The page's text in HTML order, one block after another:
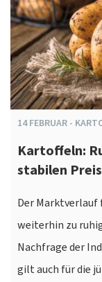
14 FEBRUAR -
Kartoffeln:
stabilen
Der
weiterhin zu
Nachfrage der
gilt auch für die